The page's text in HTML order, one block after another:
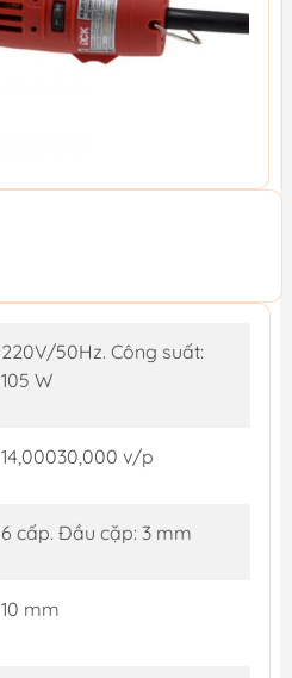
220V/50Hz. Công suất:
105 W
14,00030,000 v/p
6 cấp. Đầu cặp: 3 mm
10 mm